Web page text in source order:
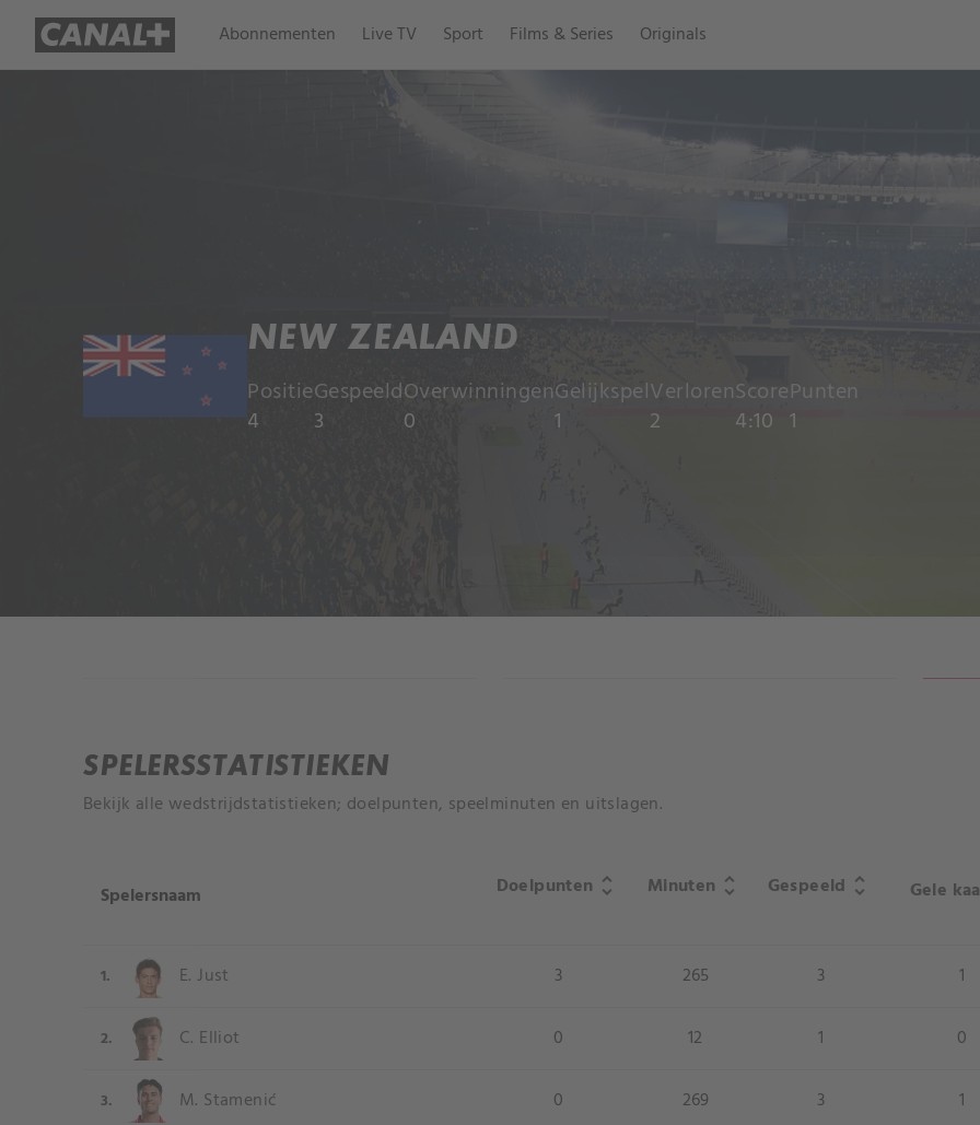
Abonnementen Live TV Sport Films & Series Originals
NEW ZEALAND
Positie
4
Gespeeld
3
Overwinningen
0
Gelijkspel
1
Verloren
2
Score
4:10
Punten
1
SPELERSSTATISTIEKEN
Bekijk alle wedstrijdstatistieken; doelpunten, speelminuten en uitslagen.
Spelersnaam Doelpunten unfold_more Minuten unfold_more Gespeeld unfold_more Gele
1. E. Just 3 265 3 1
2. C. Elliot 0 12 1 0
3. M. Stamenić 0 269 3 1